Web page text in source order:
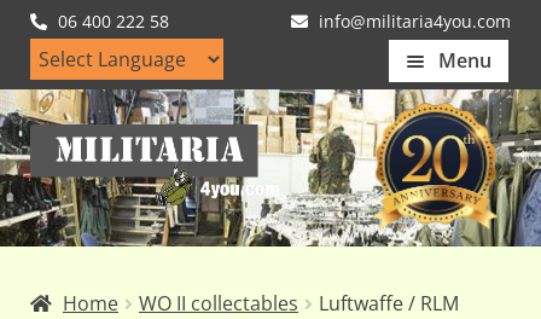
06 400 222 58 info@militaria4you.com
Menu
Home
Artikelen
Nieuws
Ga
door
naar
navigatie
Ga
naar
de
inhoud
Home WO II collectables
Luftwaffe / RLM